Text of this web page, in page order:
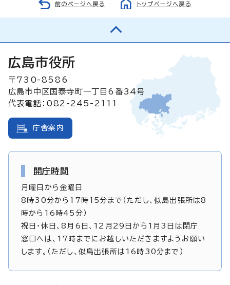
前のページへ戻る トップページへ戻る
広島市役所
〒730-8586
広島市中区国泰寺町一丁目6番34号
代表電話：082-245-2111
庁舎案内
開庁時間
月曜日から金曜日
8時30分から17時15分まで（ただし、似島出張所は8
時から16時45分）
祝日・休日、8月6日、12月29日から1月3日は閉庁
窓口へは、17時までにお越しいただきますようお願い
します。（ただし、似島出張所は16時30分まで）